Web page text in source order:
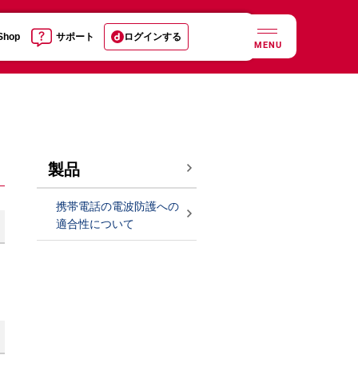
サポート ログインする
MENU
製品
携帯電話の電波防護への
適合性について